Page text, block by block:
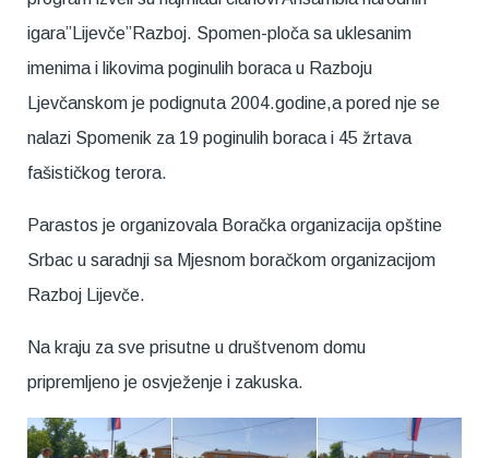
igara”Lijevče”Razboj. Spomen-ploča sa uklesanim
imenima i likovima poginulih boraca u Razboju
Ljevčanskom je podignuta 2004.godine,a pored nje se
nalazi Spomenik za 19 poginulih boraca i 45 žrtava
fašističkog terora.
Parastos je organizovala Boračka organizacija opštine
Srbac u saradnji sa Mjesnom boračkom organizacijom
Razboj Lijevče.
Na kraju za sve prisutne u društvenom domu
pripremljeno je osvježenje i zakuska.